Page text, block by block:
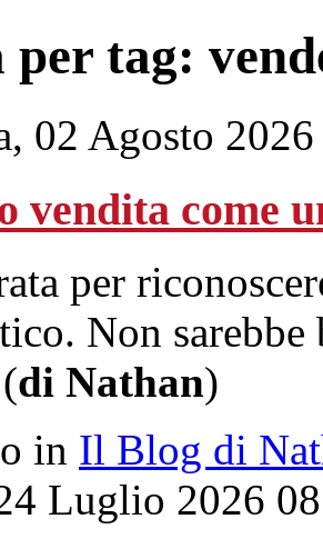
per tag:
02 Agosto
vendita come
per
Non sarebbe
di Nathan)
in Il Blog di
Luglio 2026